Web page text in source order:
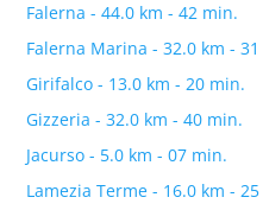
Falerna - 44.0 km - 42 min.
Falerna Marina - 32.0 km -
Girifalco - 13.0 km - 20 min.
Gizzeria - 32.0 km - 40 min.
Jacurso - 5.0 km - 07 min.
Lamezia Terme - 16.0 km -